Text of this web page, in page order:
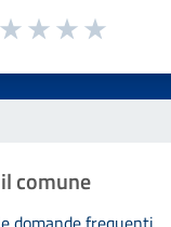
la pagina
comune